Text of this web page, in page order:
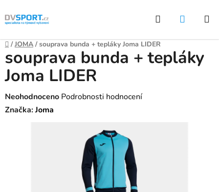
Přejít
na
Hledat
Domů
/ JOMA / souprava bunda + tepláky Joma LIDER
souprava bunda + tepláky
Joma LIDER
Průměrné
hodnocení
Neohodnoceno Podrobnosti hodnocení
Značka:Joma